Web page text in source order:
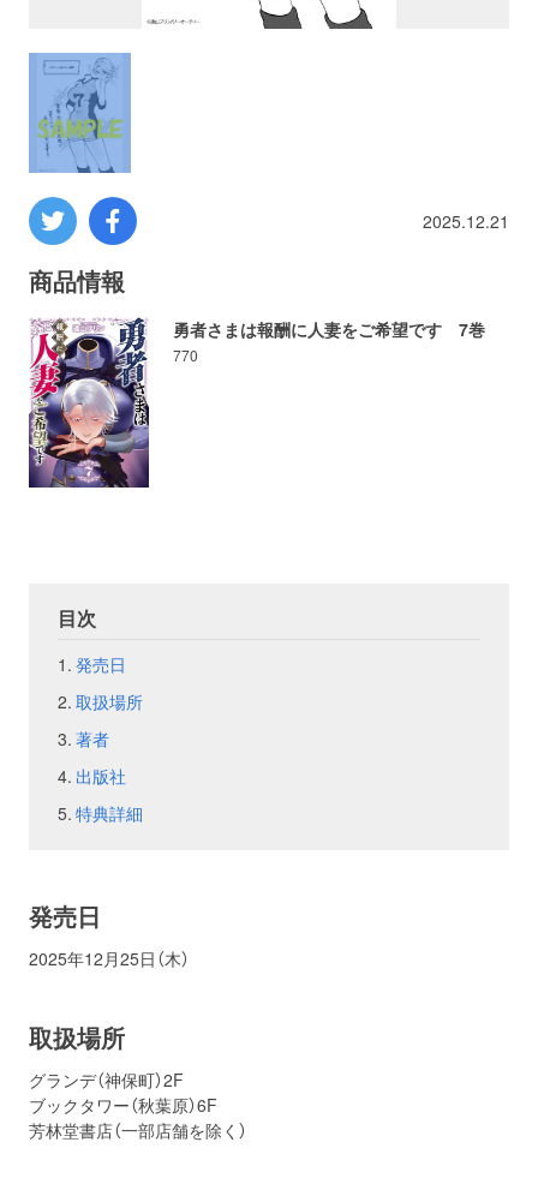
2025.12.21
商品情報
勇者さまは報酬に人妻をご希望です 7巻
770
目次
発売日
取扱場所
著者
出版社
特典詳細
発売日
2025年12月25日（木）
取扱場所
グランデ（神保町）2F
ブックタワー（秋葉原）6F
芳林堂書店（一部店舗を除く）
数学
コンピューター
ミリタリー
その他
イベント
フェア
会社概要